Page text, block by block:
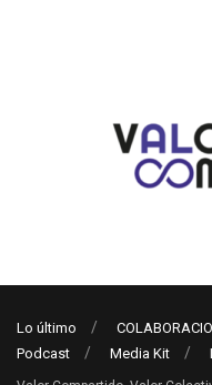
Lo último
Podcast
Media Kit